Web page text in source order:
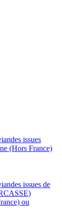
issues
(Hors France)
issues de
ou